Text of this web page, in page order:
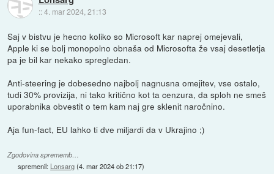
::4. mar 2024, 21:13
Saj v bistvu je hecno koliko so Microsoft kar naprej omejevali,
Apple ki se bolj monopolno obnaša od Microsofta že vsaj desetletja
pa je bil kar nekako spregledan.
Anti-steering je dobesedno najbolj nagnusna omejitev, vse ostalo,
tudi 30% provizija, ni tako kritično kot ta cenzura, da sploh ne smeš
uporabnika obvestit o tem kam naj gre sklenit naročnino.
Aja fun-fact, EU lahko ti dve miljardi da v Ukrajino ;)
Zgodovina sprememb…
spremenil: Lonsarg(4. mar 2024 ob 21:17)